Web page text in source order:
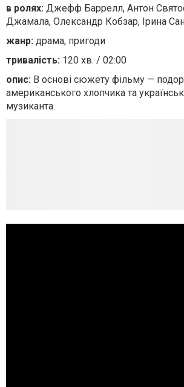
в ролях: Джефф Баррелл, Антон
Джамала, Олександр Кобзар, Ірина
жанр: драма, пригоди
тривалість: 120 хв. / 02:00
опис: В основі сюжету фільму —
американського хлопчика та
музиканта.